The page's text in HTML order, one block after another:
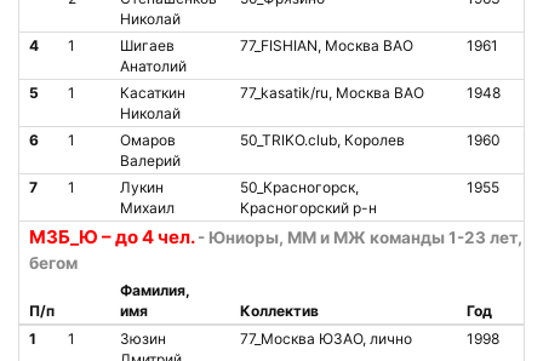
Николай
4 1
Шигаев
Анатолий
77_FISHIAN, Москва ВАО 1961
5 1
Касаткин
Николай
77_kasatik/ru, Москва ВАО 1948
6 1
Омаров
Валерий
50_TRIKO.club, Королев 1960
7 1
Лукин
Михаил
50_Красногорск,
Красногорский р-н
1955
М3Б_Ю – до 4 чел. - Юниоры, ММ и МЖ команды 1-23 лет, 3
бегом
П/п
Фамилия,
имя
Коллектив Год
1
1
Зюзин
77_Москва ЮЗАО, лично 1998